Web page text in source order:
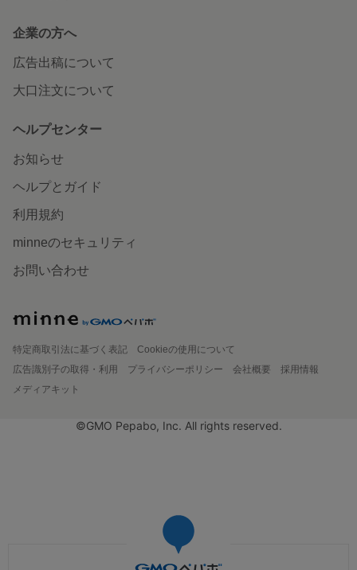
企業の方へ
広告出稿について
大口注文について
ヘルプセンター
お知らせ
ヘルプとガイド
利用規約
minneのセキュリティ
お問い合わせ
特定商取引法に基づく表記
Cookieの使用について
広告識別子の取得・利用
プライバシーポリシー 会社概要
採用情報
メディアキット
©GMO Pepabo, Inc. All rights reserved.